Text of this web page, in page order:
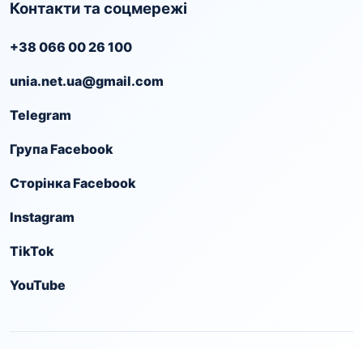
Контакти та соцмережі
+38 066 00 26 100
unia.net.ua@gmail.com
Telegram
Група Facebook
Сторінка Facebook
Instagram
TikTok
YouTube